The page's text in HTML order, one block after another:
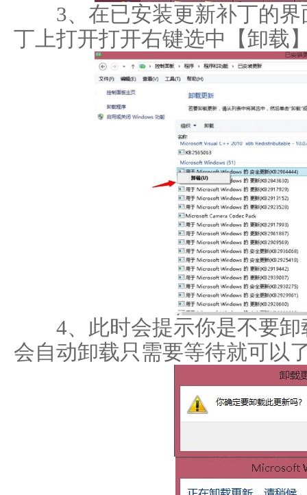
3、在已安装更新补丁的界
丁上打开打开右键选中【卸载
4、此时会提示你是不要卸
会自动卸载只需要等待就可以